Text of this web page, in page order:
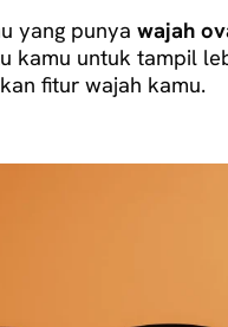
yang punya wajah
kamu untuk tampil
fitur wajah kamu.